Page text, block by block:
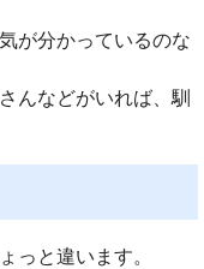
が分かっているのな
んなどがいれば、馴
っと違います。